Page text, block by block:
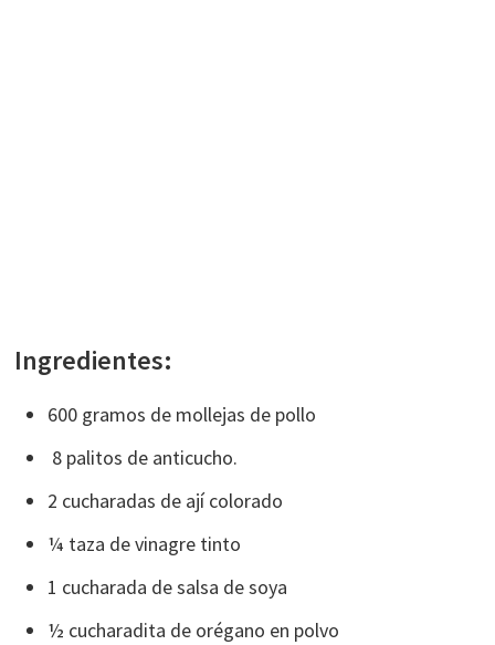
Ingredientes:
600 gramos de mollejas de pollo
8 palitos de anticucho.
2 cucharadas de ají colorado
¼ taza de vinagre tinto
1 cucharada de salsa de soya
½ cucharadita de orégano en polvo